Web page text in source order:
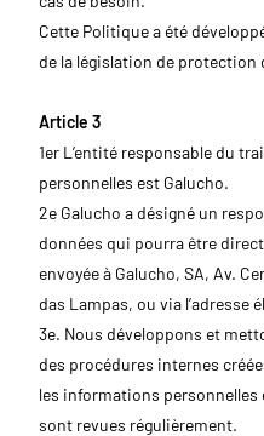
Cette Politique a été
de la législation de protection
Article 3
1er L’entité responsable du
personnelles est Galucho.
2e Galucho a désigné un
données qui pourra être
envoyée à Galucho, SA, Av.
das Lampas, ou via l’adresse
3e. Nous développons et
des procédures internes
les informations personnelles
sont revues régulièrement.